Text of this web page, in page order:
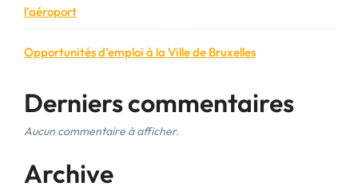
l’aéroport
Opportunités d’emploi à la Ville de Bruxelles
Derniers commentaires
Aucun commentaire à afficher.
Archive